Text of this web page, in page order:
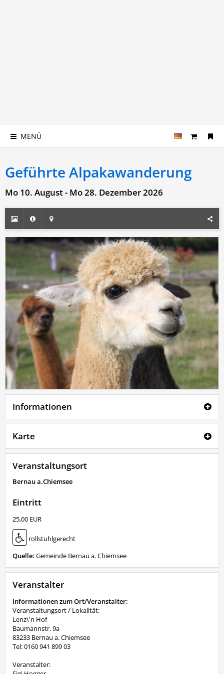
MENÜ
Geführte Alpakawanderung
Mo 10. August - Mo 28. Dezember 2026
Informationen
Karte
Veranstaltungsort
Bernau a.Chiemsee
Eintritt
25,00 EUR
rollstuhlgerecht
Quelle: Gemeinde Bernau a. Chiemsee
Veranstalter
Informationen zum Ort/Veranstalter:
Veranstaltungsort / Lokalität:
Lenz\'n Hof
Baumannstr. 9a
83233 Bernau a. Chiemsee
Tel: 0160 941 899 03
Veranstalter: